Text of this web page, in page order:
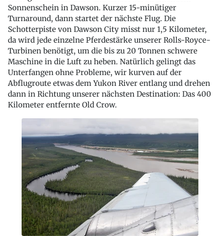
Sonnenschein in Dawson. Kurzer 15-minütiger
Turnaround, dann startet der nächste Flug. Die
Schotterpiste von Dawson City misst nur 1,5 Kilometer,
da wird jede einzelne Pferdestärke unserer Rolls-Royce-
Turbinen benötigt, um die bis zu 20 Tonnen schwere
Maschine in die Luft zu heben. Natürlich gelingt das
Unterfangen ohne Probleme, wir kurven auf der
Abflugroute etwas dem Yukon River entlang und drehen
dann in Richtung unserer nächsten Destination: Das 400
Kilometer entfernte Old Crow.